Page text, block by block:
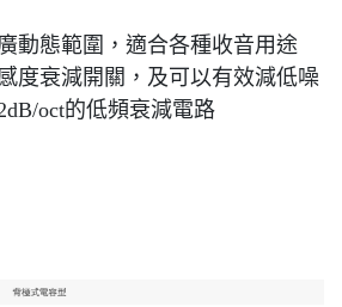
動態範圍，適合各種收音用途
度衰減開關，及可以有效減低噪
oct的低頻衰減電路